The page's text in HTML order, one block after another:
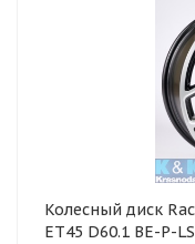
Колесный диск
ET45 D60.1 BE-P-